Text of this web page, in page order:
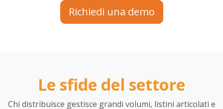
Richiedi una demo
Le sfide del settore
Chi distribuisce gestisce grandi volumi, listini articolati e